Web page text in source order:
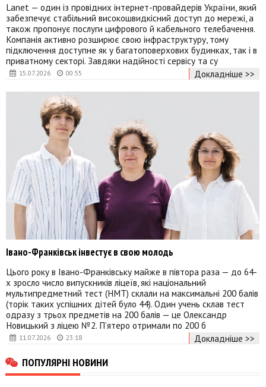
15.07.2026 00:55
Lanet — один із провідних інтернет-провайдерів України, який
забезпечує стабільний високошвидкісний доступ до мережі, а
також пропонує послуги цифрового й кабельного телебачення.
Компанія активно розширює свою інфраструктуру, тому
підключення доступне як у багатоповерхових будинках, так і в
приватному секторі. Завдяки надійності сервісу та су
Докладніше >>
11.07.2026 23:18
Івано-Франківськ інвестує в свою молодь
Цього року в Івано-Франківську майже в півтора раза — до 64-
х зросло число випускників ліцеїв, які національний
мультипредметний тест (НМТ) склали на максимальні 200 балів
(торік таких успішних дітей було 44). Один учень склав тест
одразу з трьох предметів на 200 балів — це Олександр
Новицький з ліцею №2. П’ятеро отримали по 200 б
Докладніше >>
ПОПУЛЯРНІ НОВИНИ